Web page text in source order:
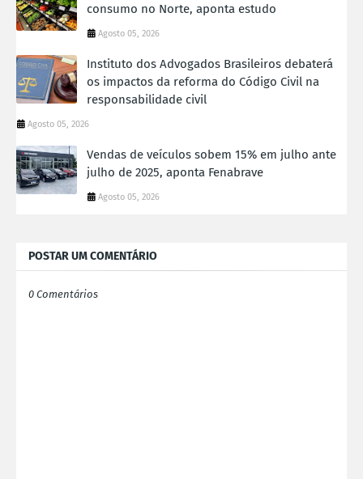
consumo no Norte, aponta estudo
Agosto 05, 2026
Instituto dos Advogados Brasileiros debaterá
os impactos da reforma do Código Civil na
responsabilidade civil
Agosto 05, 2026
Vendas de veículos sobem 15% em julho ante
julho de 2025, aponta Fenabrave
Agosto 05, 2026
POSTAR UM COMENTÁRIO
0 Comentários